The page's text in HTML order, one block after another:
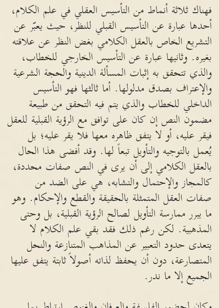
فهناك ثلاثة أنماط من التأسيس العقلي في علم الكلام،
أحدها عبارة عن التأسيس القبلي للنظر، حيث يعبّر عن
التشريع الخاص بالعقل الكلامي بغض النظر عن علاقته
بغيره. وثانيها عبارة عن التأسيس الخارجي للخطاب،
والذي تتحقق به إثبات المسألة الدينية والحجة الشرعية
والإعتراف بصدق مدلولها. أما ثالثها فهو التأسيس
الداخلي للخطاب والذي يتم فيه التحقق من طبيعة
مضمون النص إن كان على توافق مع الرؤية القبلية للعقل
فيقر عليه، أو لا يتفق ظاهره معها فلا يقر عليه؛ بل
يُعمل بالتوجيه والتأويل تبعاً لها. وقد أفضى هذا الحال
بالعقل الكلامي إلى أن يرى في النص صفات محددة،
كالمجاز والإحتمال والتشابه، هي على الضد من
صفات العقل المتمثلة بالحقيقة والقطع والإحكام. وهو
ما يبرر ممارسة التأويل لصالح الرؤية القبلية، بل وحتى
المذهبية. لكن رغم ذلك فقد بقي علم الكلام لا
يتعدى حدود التعبير عن المذاهب المتنازعة والنحل
المتصارعة، دون أن يحفظ لذاته أصولاً ثابتة يتفق عليها
الجميع إلا ما ندر.